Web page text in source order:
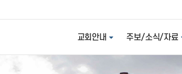
교회안내 주보/소식/자료